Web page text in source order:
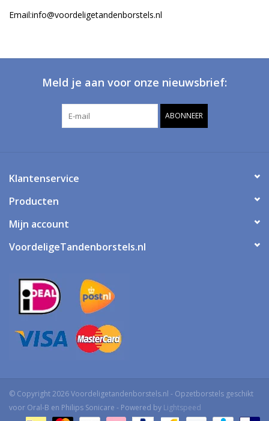
Email:info@voordeligetandenborstels.nl
Meld je aan voor onze nieuwsbrief:
ABONNEER
Klantenservice
Producten
Mijn account
VoordeligeTandenborstels.nl
© Copyright 2026 Voordeligetandenborstels.nl - Opzetborstels geschikt
voor Oral-B en Philips Sonicare - Powered by Lightspeed